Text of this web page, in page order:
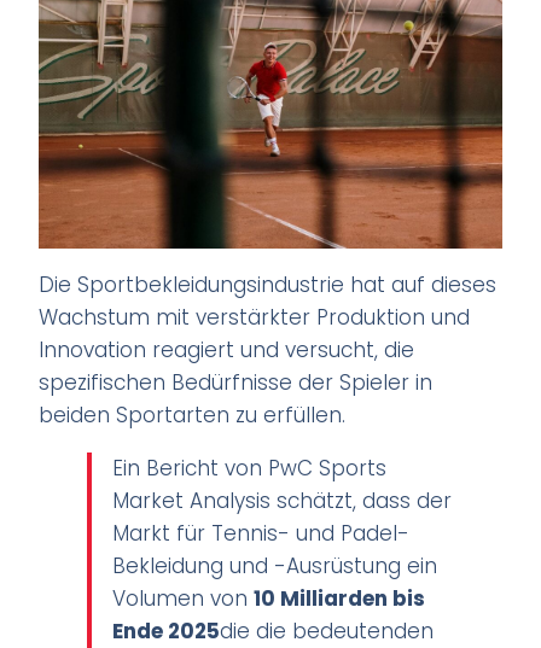
Die Sportbekleidungsindustrie hat auf dieses
Wachstum mit verstärkter Produktion und
Innovation reagiert und versucht, die
spezifischen Bedürfnisse der Spieler in
beiden Sportarten zu erfüllen.
Ein Bericht von PwC Sports
Market Analysisschätzt, dass der
Markt für Tennis- und Padel-
Bekleidung und -Ausrüstung ein
Volumen von10 Milliarden bis
Ende 2025die die bedeutenden